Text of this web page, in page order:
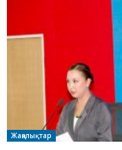
Жаңалықтар